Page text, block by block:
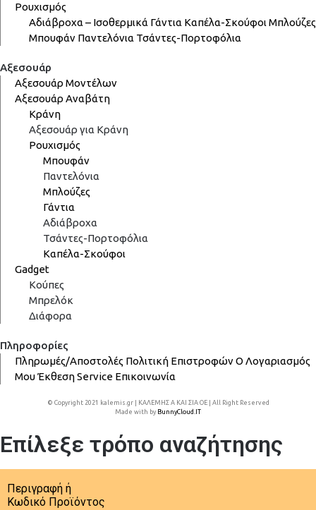
Ρουχισμός
Αδιάβροχα – Ισοθερμικά Γάντια Καπέλα-Σκούφοι Μπλούζες
Μπουφάν Παντελόνια Τσάντες-Πορτοφόλια
Αξεσουάρ
Αξεσουάρ Μοντέλων
Αξεσουάρ Αναβάτη
Κράνη
Αξεσουάρ για Κράνη
Ρουχισμός
Μπουφάν
Παντελόνια
Μπλούζες
Γάντια
Αδιάβροχα
Τσάντες-Πορτοφόλια
Καπέλα-Σκούφοι
Gadget
Κούπες
Μπρελόκ
Διάφορα
Πληροφορίες
Πληρωμές/Αποστολές Πολιτική ΕπιστροφώνΟ Λογαριασμός
ΜουΈκθεσηService Επικοινωνία
© Copyright 2021 kalemis.gr | ΚΑΛΕΜΗΣ Α ΚΑΙ ΣΙΑ ΟΕ | All Right Reserved
Made with by BunnyCloud.IT
Επίλεξε τρόπο αναζήτησης
Περιγραφή ή
Κωδικό Προϊόντος